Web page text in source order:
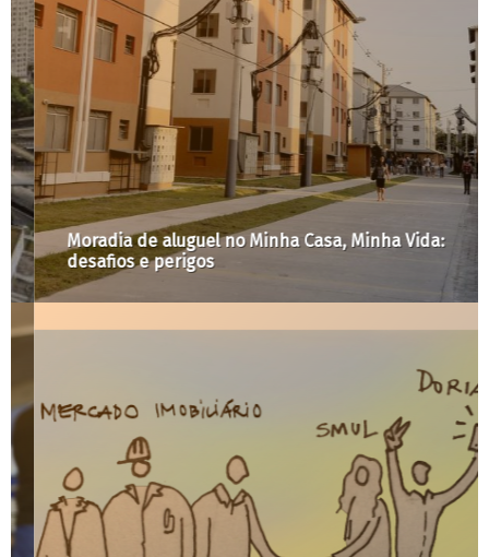
Moradia de aluguel no Minha Casa, Minha Vida:
desafios e perigos